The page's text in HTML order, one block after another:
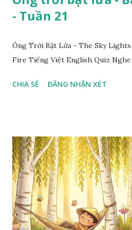
- Tuần 21
Ông Trời Bật Lửa - The Sky
Fire Tiếng Việt English Quiz Nghe
CHIA SẺ ĐĂNG NHẬN XÉT